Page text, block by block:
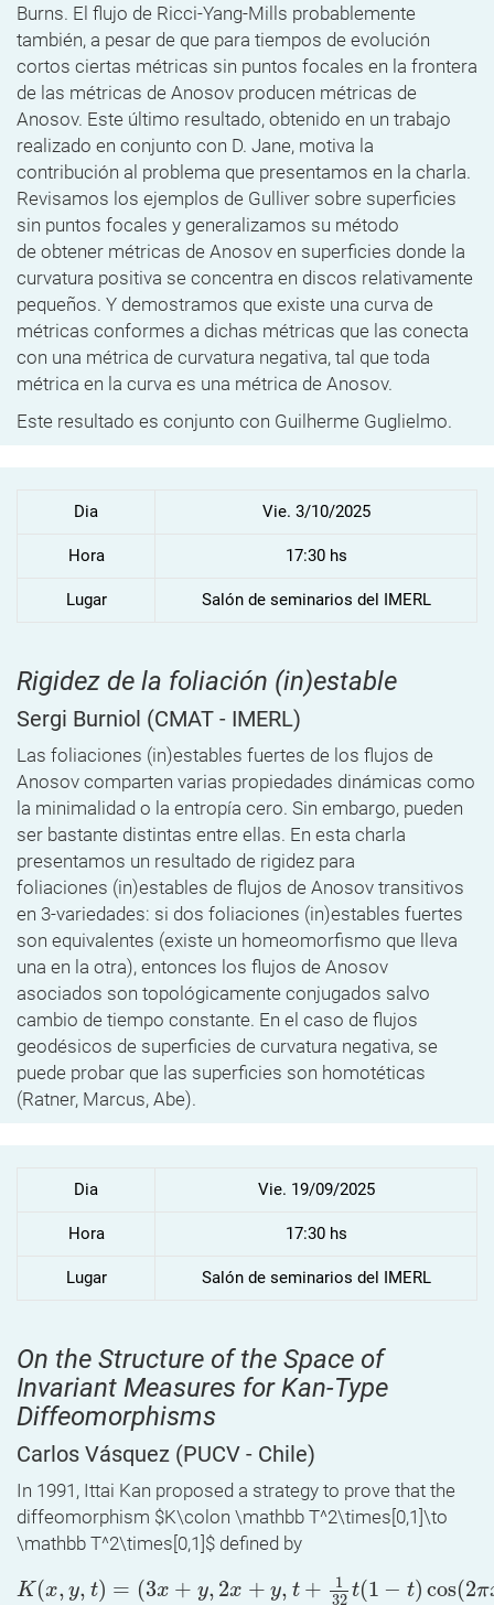
Burns. El flujo de Ricci-Yang-Mills probablemente
también, a pesar de que para tiempos de evolución
cortos ciertas métricas sin puntos focales en la frontera
de las métricas de Anosov producen métricas de
Anosov. Este último resultado, obtenido en un trabajo
realizado en conjunto con D. Jane, motiva la
contribución al problema que presentamos en la charla.
Revisamos los ejemplos de Gulliver sobre superficies
sin puntos focales y generalizamos su método
de obtener métricas de Anosov en superficies donde la
curvatura positiva se concentra en discos relativamente
pequeños. Y demostramos que existe una curva de
métricas conformes a dichas métricas que las conecta
con una métrica de curvatura negativa, tal que toda
métrica en la curva es una métrica de Anosov.
Este resultado es conjunto con Guilherme Guglielmo.
Dia Vie. 3/10/2025
Hora 17:30 hs
Lugar Salón de seminarios del IMERL
Rigidez de la foliación (in)estable
Sergi Burniol (CMAT - IMERL)
Las foliaciones (in)estables fuertes de los flujos de
Anosov comparten varias propiedades dinámicas como
la minimalidad o la entropía cero. Sin embargo, pueden
ser bastante distintas entre ellas. En esta charla
presentamos un resultado de rigidez para
foliaciones (in)estables de flujos de Anosov transitivos
en 3-variedades: si dos foliaciones (in)estables fuertes
son equivalentes (existe un homeomorfismo que lleva
una en la otra), entonces los flujos de Anosov
asociados son topológicamente conjugados salvo
cambio de tiempo constante. En el caso de flujos
geodésicos de superficies de curvatura negativa, se
puede probar que las superficies son homotéticas
(Ratner, Marcus, Abe).
Dia Vie. 19/09/2025
Hora 17:30 hs
Lugar Salón de seminarios del IMERL
On the Structure of the Space of
Invariant Measures for Kan-Type
Diffeomorphisms
Carlos Vásquez (PUCV - Chile)
In 1991, Ittai Kan proposed a strategy to prove that the
diffeomorphism $K\colon \mathbb T^2\times[0,1]\to
\mathbb T^2\times[0,1]$ defined by
K(x, y, t) = (3x + y, 2x + y, t +
1
32 t(1 − t) cos(2π
(x )=( x+ 2x ,t 32t 1 t)cos (2 )